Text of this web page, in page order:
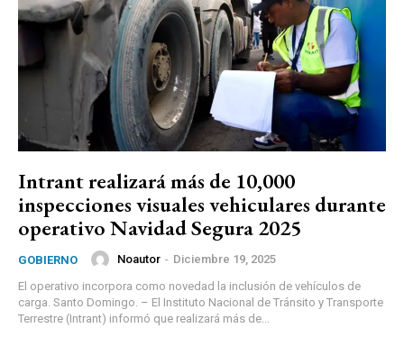
Intrant realizará más de 10,000
inspecciones visuales vehiculares durante
operativo Navidad Segura 2025
GOBIERNO Noautor - Diciembre 19, 2025
El operativo incorpora como novedad la inclusión de vehículos de
carga. Santo Domingo. – El Instituto Nacional de Tránsito y Transporte
Terrestre (Intrant) informó que realizará más de...